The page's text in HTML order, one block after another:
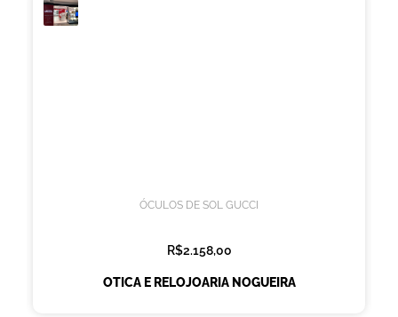
ÓCULOS DE SOL GUCCI
R$2.158,00
OTICA E RELOJOARIA NOGUEIRA